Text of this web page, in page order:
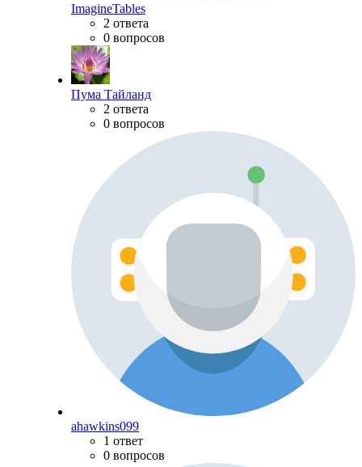
ImagineTables
2 ответа
0 вопросов
Пума Тайланд
2 ответа
0 вопросов
ahawkins099
1 ответ
0 вопросов